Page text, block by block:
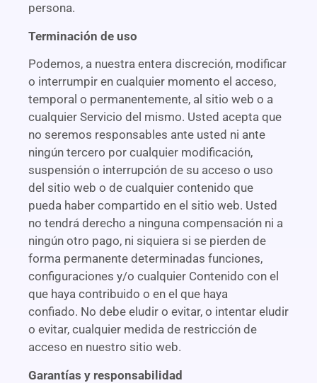
persona.
Terminación de uso
Podemos, a nuestra entera discreción, modificar
o interrumpir en cualquier momento el acceso,
temporal o permanentemente, al sitio web o a
cualquier Servicio del mismo. Usted acepta que
no seremos responsables ante usted ni ante
ningún tercero por cualquier modificación,
suspensión o interrupción de su acceso o uso
del sitio web o de cualquier contenido que
pueda haber compartido en el sitio web. Usted
no tendrá derecho a ninguna compensación ni a
ningún otro pago, ni siquiera si se pierden de
forma permanente determinadas funciones,
configuraciones y/o cualquier Contenido con el
que haya contribuido o en el que haya
confiado. No debe eludir o evitar, o intentar eludir
o evitar, cualquier medida de restricción de
acceso en nuestro sitio web.
Garantías y responsabilidad